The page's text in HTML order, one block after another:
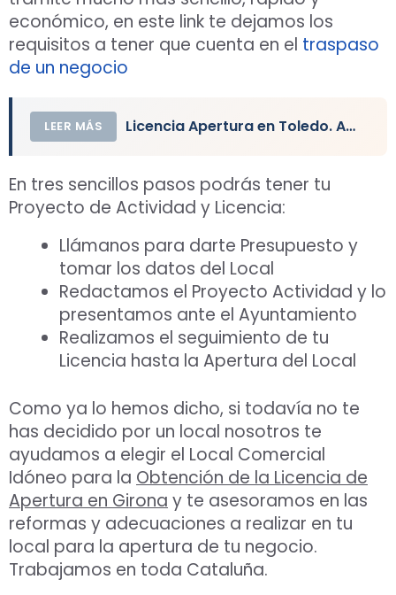
económico, en este link te dejamos los
requisitos a tener que cuenta en el traspaso
de un negocio
LEER MÁS Licencia Apertura en Toledo. Actividad y Local Comercial
En tres sencillos pasos podrás tener tu
Proyecto de Actividad y Licencia:
Llámanos para darte Presupuesto y
tomar los datos del Local
Redactamos el Proyecto Actividad y lo
presentamos ante el Ayuntamiento
Realizamos el seguimiento de tu
Licencia hasta la Apertura del Local
Como ya lo hemos dicho, si todavía no te
has decidido por un local nosotros te
ayudamos a elegir el Local Comercial
Idóneo para la Obtención de la Licencia de
Apertura en Girona y te asesoramos en las
reformas y adecuaciones a realizar en tu
local para la apertura de tu negocio.
Trabajamos en toda Cataluña.